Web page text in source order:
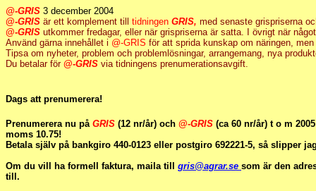
@-GRIS 3 december 2004
@-GRIS är ett komplement till tidningen GRIS, med senaste grispriserna
@-GRIS utkommer fredagar, eller när grispriserna är satta. I övrigt när
Använd gärna innehållet i @-GRIS för att sprida kunskap om näringen,
Tipsa om nyheter, problem och problemlösningar, arrangemang, nya
Du betalar för @-GRIS via tidningens prenumerationsavgift.
Dags att prenumerera!
Prenumerera nu på GRIS (12 nr/år) och @-GRIS (ca 60 nr/år) t o m
moms 10.75!
Betala själv på bankgiro 440-0123 eller postgiro 692221-5, så slipper
Om du vill ha formell faktura, maila till
gris@agrar.se som är den
till.